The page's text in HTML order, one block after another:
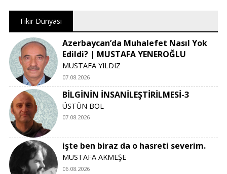
Fikir Dünyası
Azerbaycan’da Muhalefet Nasıl Yok
Edildi? | MUSTAFA YENEROĞLU
MUSTAFA YILDIZ
07.08.2026
BİLGİNİN İNSANİLEŞTİRİLMESİ-3
ÜSTÜN BOL
07.08.2026
işte ben biraz da o hasreti severim.
MUSTAFA AKMEŞE
06.08.2026